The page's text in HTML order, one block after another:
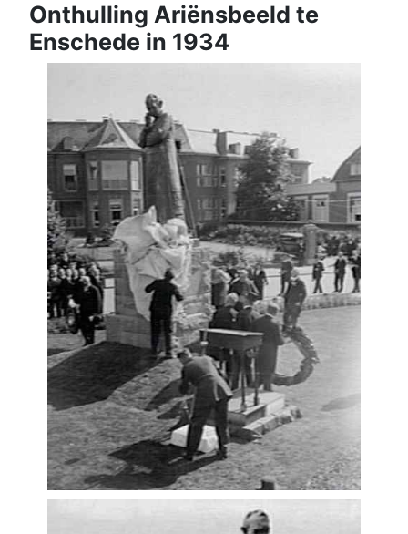
Onthulling Ariënsbeeld te
Enschede in 1934